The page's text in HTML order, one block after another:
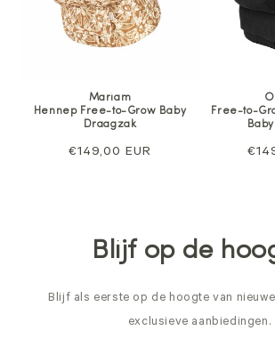
Mariam
Hennep Free-to-Grow Baby
Draagzak
Normale
€149,00 EUR
Free-to-
Blijf op de
Blijf als eerste op de hoogte van
exclusieve aanbiedingen.